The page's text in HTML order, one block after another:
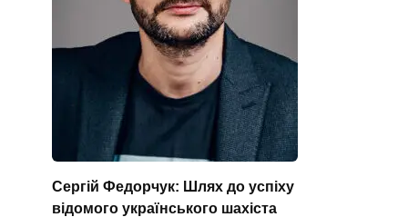
Сергій Федорчук: Шлях до успіху
відомого українського шахіста